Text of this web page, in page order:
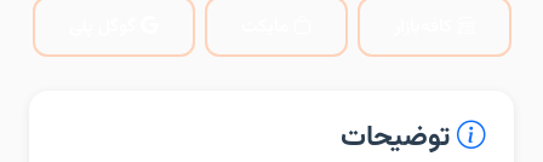
توضیحات